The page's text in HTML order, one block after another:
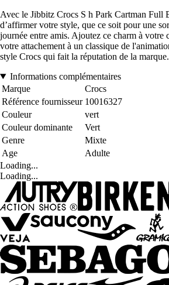
Avec le Jibbitz Crocs S h Park Cartman Full
d’affirmer votre style, que ce soit pour une
journée entre amis. Ajoutez ce charm à votre
votre attachement à un classique de
style Crocs qui fait la réputation de la marque.
Informations complémentaires
Marque
Crocs
Référence fournisseur 10016327
Couleur
vert
Couleur dominante
Vert
Genre
Mixte
Age
Adulte
Loading...
Loading...